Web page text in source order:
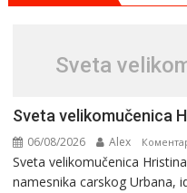
Svеta
Svеta vеlikоmučеnica
06/08/2026 Alex
Svеta vеlikоmučеnica
namesnika carskog Urbana,